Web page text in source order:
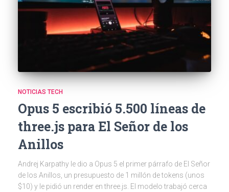
NOTICIAS TECH
Opus 5 escribió 5.500 líneas de
three.js para El Señor de los
Anillos
Andrej Karpathy le dio a Opus 5 el primer párrafo de El Señor
de los Anillos, un presupuesto de 1 millón de tokens (unos
$10) y le pidió un render en three.js. El modelo trabajó cerca